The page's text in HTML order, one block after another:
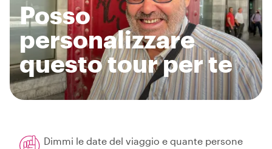
Posso
personalizzare
questo tour per te
Dimmi le date del viaggio e quante persone